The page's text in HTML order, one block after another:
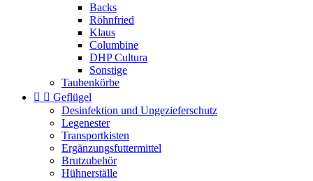
Backs
Röhnfried
Klaus
Columbine
DHP Cultura
Sonstige
Taubenkörbe
  Geflügel
Desinfektion und Ungezieferschutz
Legenester
Transportkisten
Ergänzungsfuttermittel
Brutzubehör
Hühnerställe